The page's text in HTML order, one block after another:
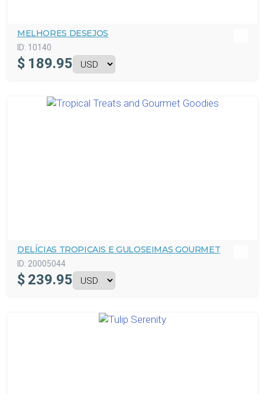
MELHORES DESEJOS
ID: 10140
$ 189.95
DELÍCIAS TROPICAIS E GULOSEIMAS GOURMET
ID: 20005044
$ 239.95